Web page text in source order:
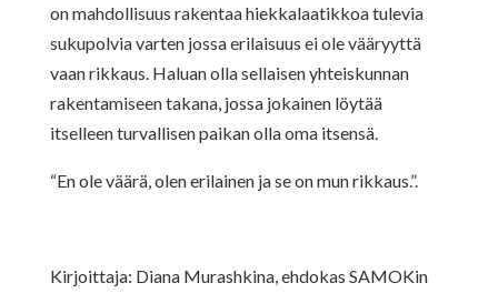
on mahdollisuus rakentaa hiekkalaatikkoa tulevia
sukupolvia varten jossa erilaisuus ei ole vääryyttä
vaan rikkaus. Haluan olla sellaisen yhteiskunnan
rakentamiseen takana, jossa jokainen löytää
itselleen turvallisen paikan olla oma itsensä.
“En ole väärä, olen erilainen ja se on mun rikkaus.”.
Kirjoittaja: Diana Murashkina, ehdokas SAMOKin